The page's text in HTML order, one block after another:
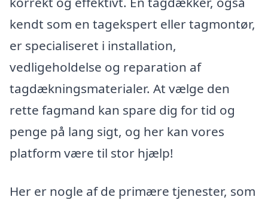
kendt som en tagekspert eller tagmontør,
er specialiseret i installation,
vedligeholdelse og reparation af
tagdækningsmaterialer. At vælge den
rette fagmand kan spare dig for tid og
penge på lang sigt, og her kan vores
platform være til stor hjælp!
Her er nogle af de primære tjenester, som